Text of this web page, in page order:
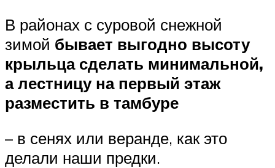
В районах с суровой снежной
зимой бывает выгодно высоту
крыльца сделать минимальной,
а лестницу на первый этаж
разместить в тамбуре
– в сенях или веранде, как это
делали наши предки.